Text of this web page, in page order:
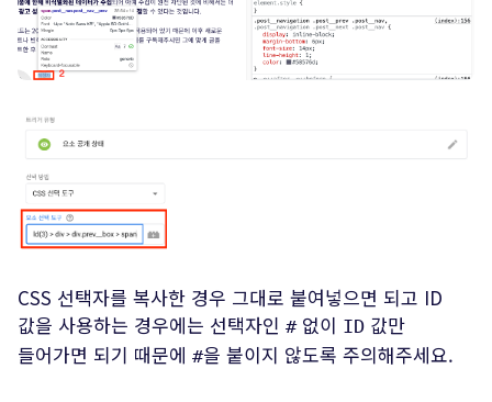
CSS 선택자를 복사한 경우 그대로 붙여넣으면 되고 ID
값을 사용하는 경우에는 선택자인 #없이 ID 값만
들어가면 되기 때문에 #을 붙이지 않도록 주의해주세요.